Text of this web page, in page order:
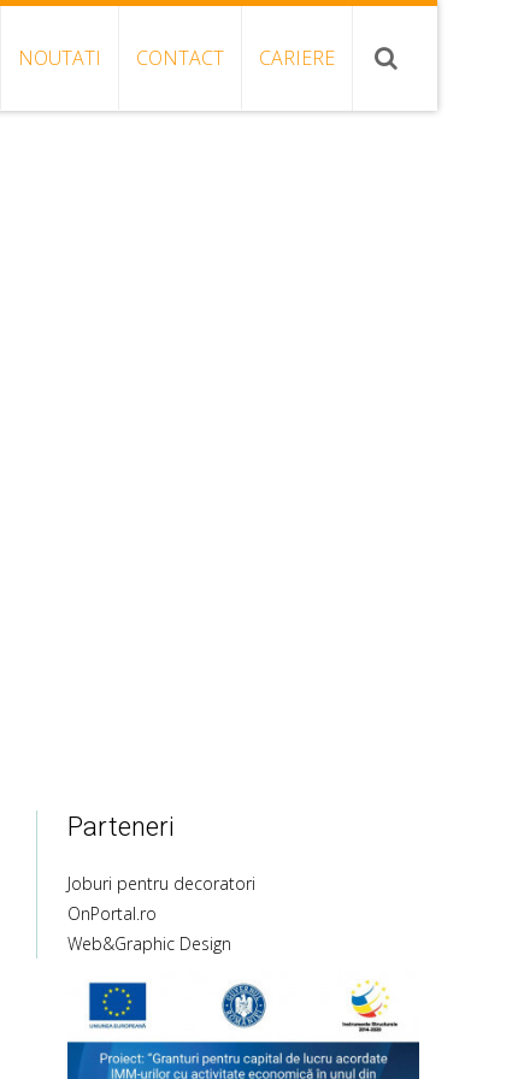
NOUTATI CONTACT CARIERE
Parteneri
Joburi pentru decoratori
OnPortal.ro
Web&Graphic Design